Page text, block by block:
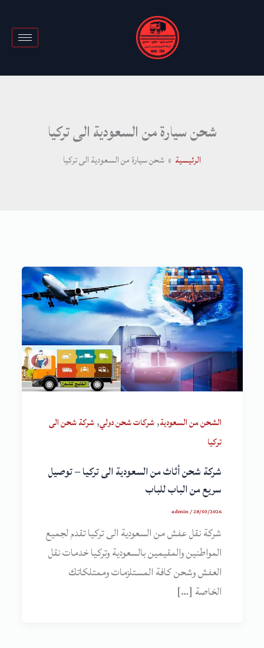
شحن سيارة من السعودية الى تركيا
الرئيسية شحن سيارة من السعودية الى تركيا
الشحن من السعودية,شركات شحن دولي,شركة شحن الى
تركيا
شركة شحن أثاث من السعودية الى تركيا – توصيل
سريع من الباب للباب
admin/28/03/2026
شركة نقل عفش من السعودية الى تركيا تقدم لجميع
المواطنين والمقيمين بالسعودية وتركيا خدمات نقل
العفش وشحن كافة المستلزمات وممتلكاتك
الخاصة […]